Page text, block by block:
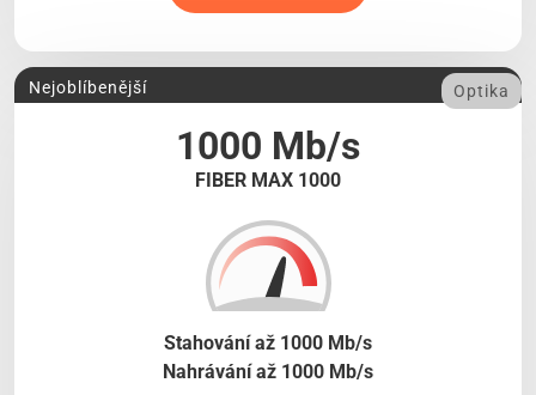
1000 Mb/s
FIBER MAX 1000
Nejoblíbenější Optika
Stahování až 1000 Mb/s
Nahrávání až 1000 Mb/s